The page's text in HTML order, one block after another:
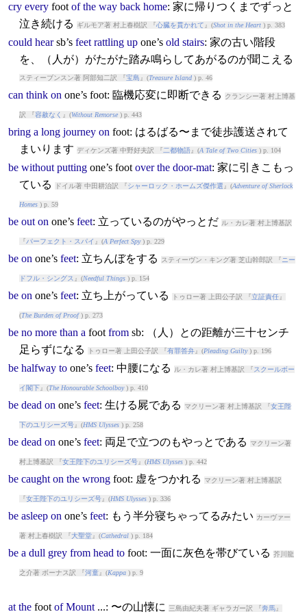
cry every foot of the way back home: 家に帰りつくまでずっと
泣き続ける
ギルモア著 村上春樹訳 『心臓を貫かれて 』(Shot in the Heart) p. 383
could hearsb’s feet rattling upone’s old stairs: 家の古い階段
を、（人が）がたがた踏み鳴らしてあがるのが聞こえる
スティーブンスン著 阿部知二訳 『宝島 』(Treasure Island) p. 46
can think on one’s foot: 臨機応変に即断できる クランシー著 村上博基
訳 『容赦なく 』(Without Remorse) p. 443
bring a long journey on foot: はるばる〜まで徒歩護送されて
まいります ディケンズ著 中野好夫訳 『二都物語』(A Tale of Two Cities) p. 104
be without puttingone’s foot over the door-mat: 家に引きこもっ
ている
ドイル著 中田耕治訳 『シャーロック・ホームズ傑作選 』(Adventure of Sherlock
Homes) p. 59
be out on one’s feet: 立っているのがやっとだ ル・カレ著 村上博基訳
『パーフェクト・スパイ 』(A Perfect Spy) p. 229
be on one’s feet: 立ちんぼをする スティーヴン・キング著 芝山幹郎訳 『 ニー
ドフル・シングス 』(Needful Things) p. 154
be on one’s feet: 立ち上がっている トゥロー著 上田公子訳 『立証責任』
(The Burden of Proof) p. 273
be no more than a foot fromsb: （人）との距離が三十センチ
足らずになる
トゥロー著 上田公子訳 『有罪答弁』(Pleading Guilty) p. 196
be halfway toone’s feet: 中腰になる ル・カレ著 村上博基訳 『スクールボー
イ閣下』(The Honourable Schoolboy) p. 410
be dead on one’s feet: 生ける屍である マクリーン著 村上博基訳 『女王陛
下のユリシーズ号』(HMS Ulysses) p. 258
be dead on one’s feet: 両足で立つのもやっとである マクリーン著
村上博基訳 『女王陛下のユリシーズ号』(HMS Ulysses) p. 442
be caught on the wrong foot: 虚をつかれる マクリーン著 村上博基訳
『女王陛下のユリシーズ号』(HMS Ulysses) p. 336
be asleep on one’s feet: もう半分寝ちゃってるみたい カーヴァー
著 村上春樹訳 『大聖堂』(Cathedral) p. 184
be a dull grey from head to foot: 一面に灰色を帯びている 芥川龍
之介著 ボーナス訳 『河童』(Kappa) p. 9
at the foot of Mount...: 〜の山懐に 三島由紀夫著 ギャラガー訳 『奔馬』